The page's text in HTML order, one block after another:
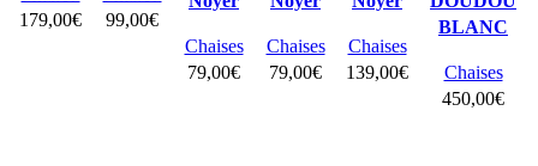
179,00€
99,00€
Chaises
79,00€
Chaises
79,00€
Chaises
139,00€
BLANC
Chaises
450,00€